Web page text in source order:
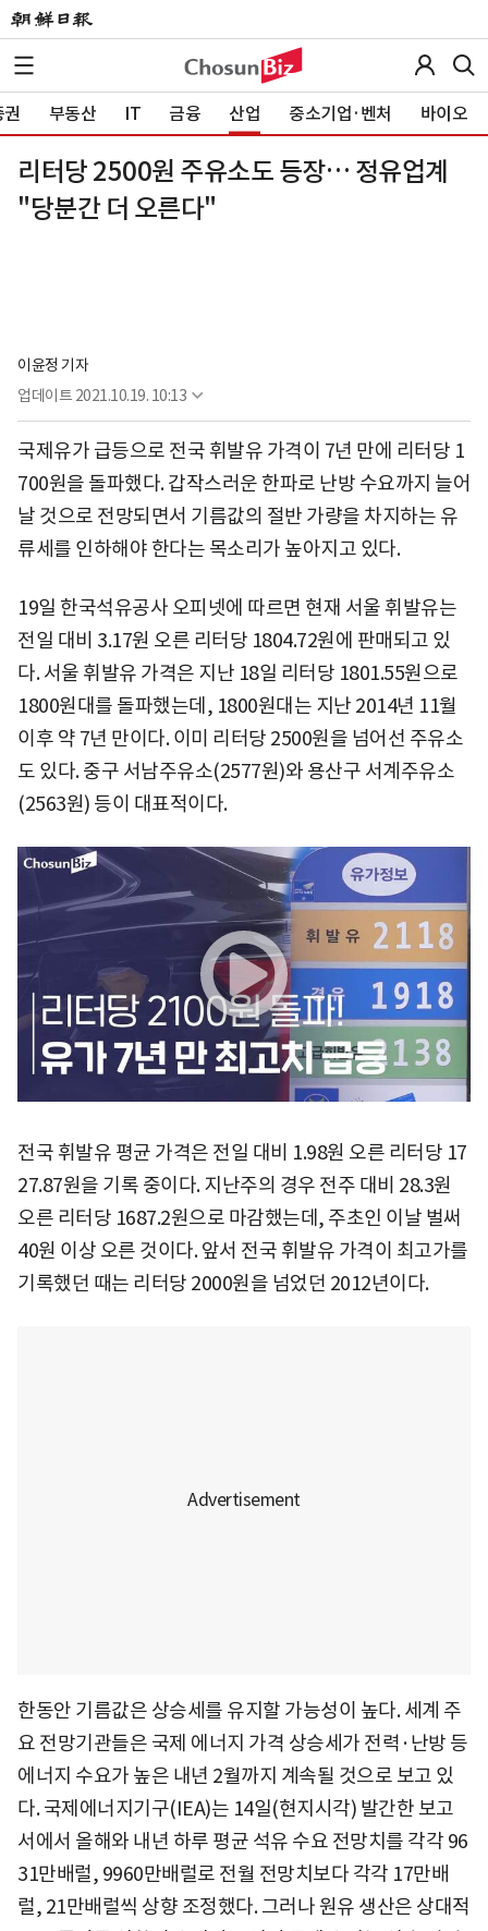
부동산 IT 금융 산업 중소기업·벤처 바이오
리터당 2500원 주유소도 등장… 정유업계
"당분간 더 오른다"
이윤정 기자
업데이트 2021.10.19. 10:13
국제유가 급등으로 전국 휘발유 가격이 7년 만에 리터당 1
700원을 돌파했다. 갑작스러운 한파로 난방 수요까지 늘어
날 것으로 전망되면서 기름값의 절반 가량을 차지하는 유
류세를 인하해야 한다는 목소리가 높아지고 있다.
19일 한국석유공사 오피넷에 따르면 현재 서울 휘발유는
전일 대비 3.17원 오른 리터당 1804.72원에 판매되고 있
다. 서울 휘발유 가격은 지난 18일 리터당 1801.55원으로
1800원대를 돌파했는데, 1800원대는 지난 2014년 11월
이후 약 7년 만이다. 이미 리터당 2500원을 넘어선 주유소
도 있다. 중구 서남주유소(2577원)와 용산구 서계주유소
(2563원) 등이 대표적이다.
전국 휘발유 평균 가격은 전일 대비 1.98원 오른 리터당 17
27.87원을 기록 중이다. 지난주의 경우 전주 대비 28.3원
오른 리터당 1687.2원으로 마감했는데, 주초인 이날 벌써
40원 이상 오른 것이다. 앞서 전국 휘발유 가격이 최고가를
기록했던 때는 리터당 2000원을 넘었던 2012년이다.
한동안 기름값은 상승세를 유지할 가능성이 높다. 세계 주
요 전망기관들은 국제 에너지 가격 상승세가 전력·난방 등
에너지 수요가 높은 내년 2월까지 계속될 것으로 보고 있
다. 국제에너지기구(IEA)는 14일(현지시각) 발간한 보고
서에서 올해와 내년 하루 평균 석유 수요 전망치를 각각 96
31만배럴, 9960만배럴로 전월 전망치보다 각각 17만배
럴, 21만배럴씩 상향 조정했다. 그러나 원유 생산은 상대적